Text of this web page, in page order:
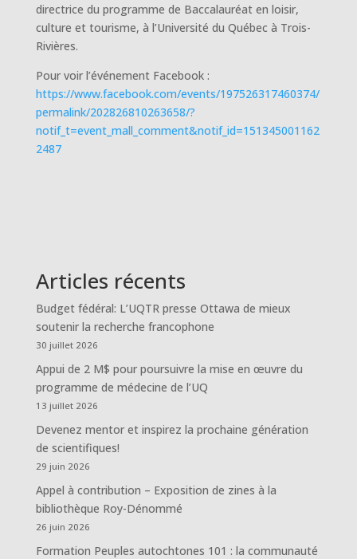
directrice du programme de Baccalauréat en loisir,
culture et tourisme, à l’Université du Québec à Trois-
Rivières.
Pour voir l’événement Facebook :
https://www.facebook.com/events/197526317460374/
permalink/202826810263658/?
notif_t=event_mall_comment&notif_id=151345001162
2487
Articles récents
Budget fédéral: L’UQTR presse Ottawa de mieux
soutenir la recherche francophone
30 juillet 2026
Appui de 2 M$ pour poursuivre la mise en œuvre du
programme de médecine de l’UQ
13 juillet 2026
Devenez mentor et inspirez la prochaine génération
de scientifiques!
29 juin 2026
Appel à contribution – Exposition de zines à la
bibliothèque Roy-Dénommé
26 juin 2026
Formation Peuples autochtones 101 : la communauté